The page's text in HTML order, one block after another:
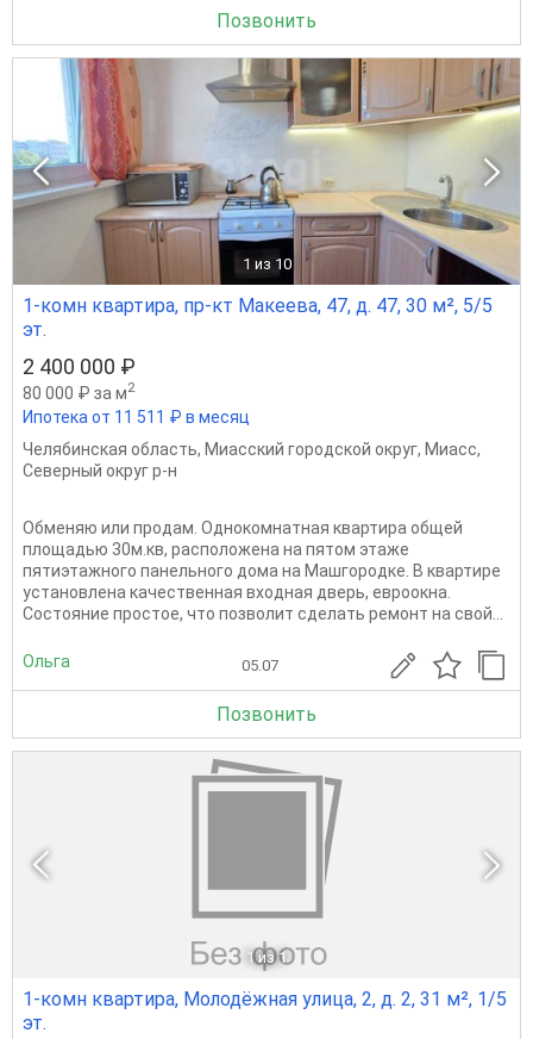
Позвонить
1 из 10
1-комн квартира, пр-кт Макеева, 47, д. 47, 30 м², 5/5
эт.
2 400 000 ₽
80 000 ₽ за м2
Ипотека от 11 511 ₽ в месяц
Челябинская область, Миасский городской округ, Миасс,
Северный округ р-н
Обменяю или продам. Однокомнатная квартира общей
площадью 30м.кв, расположена на пятом этаже
пятиэтажного панельного дома на Машгородке. В квартире
установлена качественная входная дверь, евроокна.
Состояние простое, что позволит сделать ремонт на свой...
Ольга 05.07
Позвонить
1 из 1
1-комн квартира, Молодёжная улица, 2, д. 2, 31 м², 1/5
эт.